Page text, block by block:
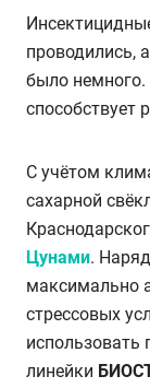
проводились,
было немного.
способствует
С учётом
сахарной
Цунами.
максимально
стрессовых
использовать
линейки